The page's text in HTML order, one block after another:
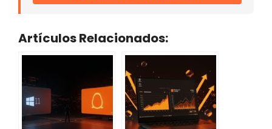
Artículos Relacionados: